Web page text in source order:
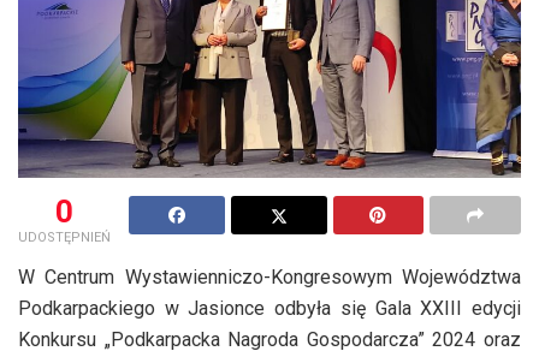
0
UDOSTĘPNIEŃ
W Centrum Wystawienniczo-Kongresowym Województwa
Podkarpackiego w Jasionce odbyła się Gala XXIII edycji
Konkursu „Podkarpacka Nagroda Gospodarcza” 2024 oraz